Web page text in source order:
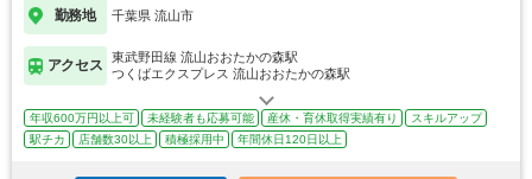
勤務地 千葉県 流山市
アクセス
東武野田線 流山おおたかの森駅
つくばエクスプレス 流山おおたかの森駅
年収600万円以上可 未経験者も応募可能 産休・育休取得実績有り
スキルアップ
駅チカ
店舗数30以上 積極採用中 年間休日120日以上